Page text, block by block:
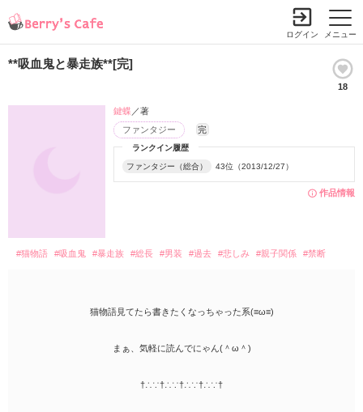
メニュー
ログイン
**吸血鬼と暴走族**[完]
18
作品情報
ランクイン履歴
ファンタジー（総合） 43位（2013/12/27）
ファンタジー 完
鍵蝶 ／著
#猫物語 #吸血鬼 #暴走族 #総長 #男装 #過去 #悲しみ #親子関係 #禁断
猫物語見てたら書きたくなっちゃった系(≡ω≡)
まぁ、気軽に読んでにゃん(＾ω＾)
†∴∵†∴∵†∴∵†∴∵†